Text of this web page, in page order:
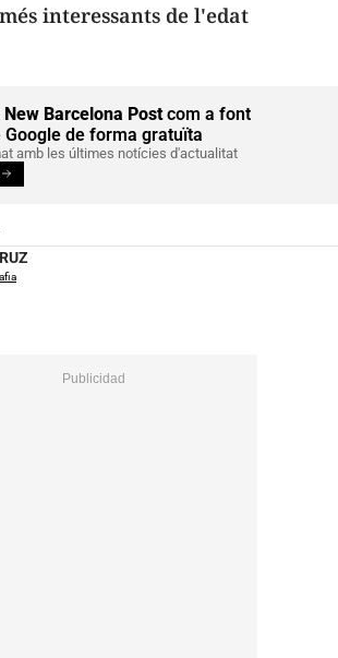
interessants de l'edat
New Barcelona Postcom a font
de forma gratuïta
amb les últimes notícies d'actualitat